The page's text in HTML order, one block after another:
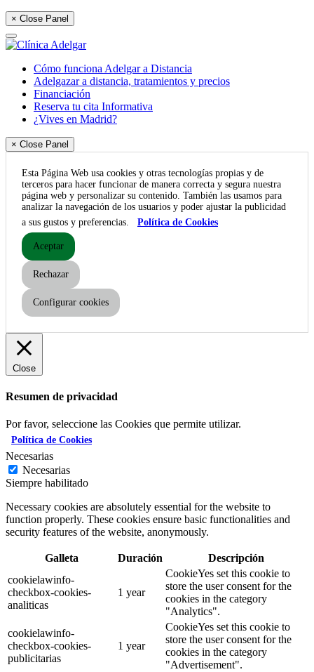
× Close Panel
Cómo funciona Adelgar a Distancia
Adelgazar a distancia, tratamientos y precios
Financiación
Reserva tu cita Informativa
¿Vives en Madrid?
× Close Panel
Esta Página Web usa cookies y otras tecnologías propias y de
terceros para hacer funcionar de manera correcta y segura nuestra
página web y personalizar su contenido. También las usamos para
analizar la navegación de los usuarios y poder ajustar la publicidad
a sus gustos y preferencias.
Política de Cookies
Aceptar
Rechazar
Configurar cookies
Close
Resumen de privacidad
Por favor, seleccione las Cookies que permite utilizar.
Política de Cookies
Necesarias
Necesarias
Siempre habilitado
Necessary cookies are absolutely essential for the website to
function properly. These cookies ensure basic functionalities and
security features of the website, anonymously.
Galleta Duración
Descripción
cookielawinfo-
checkbox-cookies-
analiticas
1 year
CookieYes set this cookie to
store the user consent for the
cookies in the category
"Analytics".
cookielawinfo-
checkbox-cookies-
publicitarias
1 year
CookieYes set this cookie to
store the user consent for the
cookies in the category
"Advertisement".